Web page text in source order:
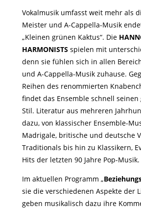
Vokalmusik umfasst weit mehr als
Meister und A-Cappella-Musik
„Kleinen grünen Kaktus“. Die
HARMONISTS spielen mit
denn sie fühlen sich in allen
und A-Cappella-Musik zuhause.
Reihen des renommierten
findet das Ensemble schnell seinen
Stil. Literatur aus mehreren
dazu, von klassischer Ensemble-
Madrigale, britische und deutsche
Traditionals bis hin zu Klassikern,
Hits der letzten 90 Jahre Pop-Musik.
Im aktuellen Programm „
sie die verschiedenen Aspekte der
geben musikalisch dazu ihre